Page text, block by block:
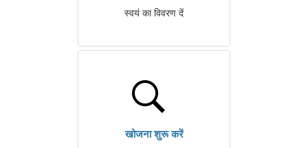
स्वयं का विवरण दें
खोजना शुरू करें